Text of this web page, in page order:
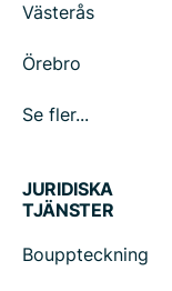
Västerås
Örebro
Se fler...
JURIDISKA
TJÄNSTER
Bouppteckning